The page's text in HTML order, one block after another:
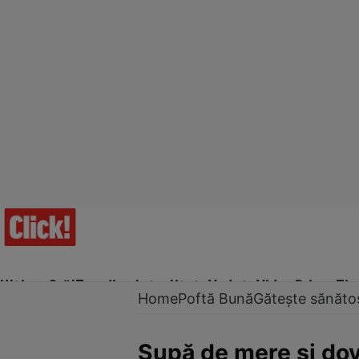
Ultima Oră!Trending Actualitate Vedete Video Prime Time
HomePoftă BunăGătește
Supă de mere şi